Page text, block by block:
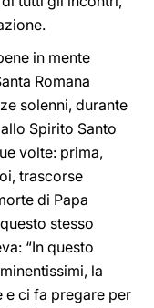
in mente
Romana
solenni, durante
Spirito Santo
volte: prima,
trascorse
di Papa
stesso
“In questo
la
e ci fa pregare per